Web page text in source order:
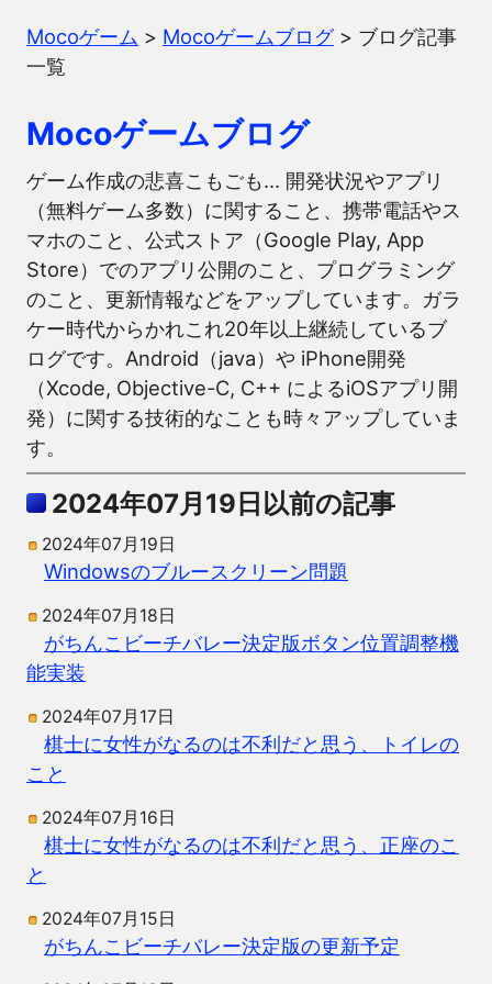
Mocoゲーム > Mocoゲームブログ> ブログ記事
一覧
Mocoゲームブログ
ゲーム作成の悲喜こもごも… 開発状況やアプリ
（無料ゲーム多数）に関すること、携帯電話やス
マホのこと、公式ストア（Google Play, App
Store）でのアプリ公開のこと、プログラミング
のこと、更新情報などをアップしています。ガラ
ケー時代からかれこれ20年以上継続しているブ
ログです。Android（java）や iPhone開発
（Xcode, Objective-C, C++ によるiOSアプリ開
発）に関する技術的なことも時々アップしていま
す。
2024年07月19日以前の記事
2024年07月19日
Windowsのブルースクリーン問題
2024年07月18日
がちんこビーチバレー決定版ボタン位置調整機
能実装
2024年07月17日
棋士に女性がなるのは不利だと思う、トイレの
こと
2024年07月16日
棋士に女性がなるのは不利だと思う、正座のこ
と
2024年07月15日
がちんこビーチバレー決定版の更新予定